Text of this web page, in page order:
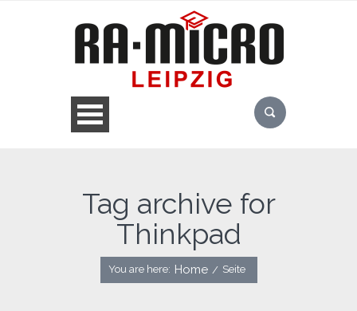
Tag archive for
Thinkpad
You are here: Home / Seite